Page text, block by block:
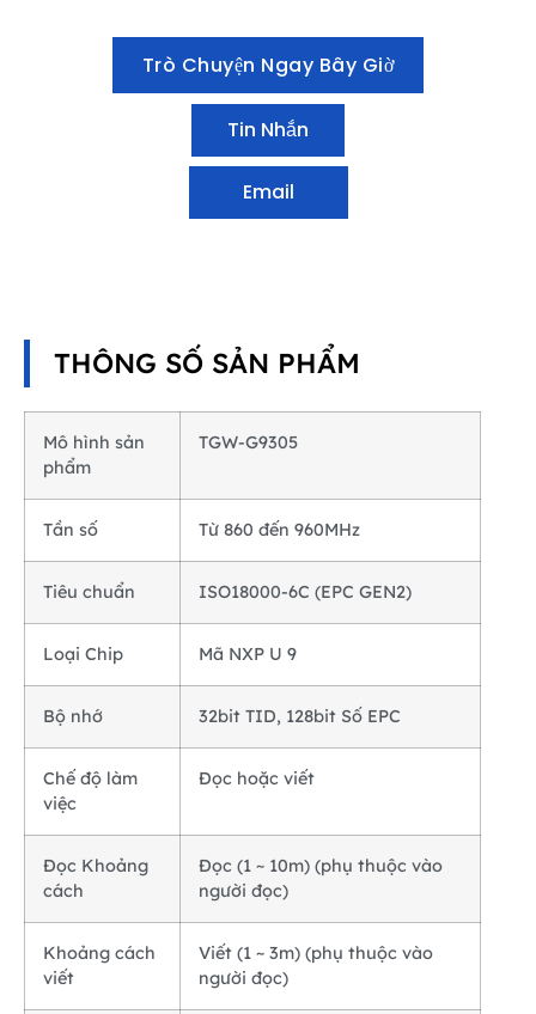
Trò Chuyện Ngay Bây Giờ
Tin Nhắn
Email
THÔNG SỐ SẢN PHẨM
Mô hình sản
phẩm
TGW-G9305
Tần số Từ 860 đến 960MHz
Tiêu chuẩn ISO18000-6C (EPC GEN2)
Loại Chip Mã NXP U 9
Bộ nhớ 32bit TID, 128bit Số EPC
Chế độ làm
việc
Đọc hoặc viết
Đọc Khoảng
cách
Đọc (1 ~ 10m) (phụ thuộc vào
người đọc)
Khoảng cách
viết
Viết (1 ~ 3m) (phụ thuộc vào
người đọc)